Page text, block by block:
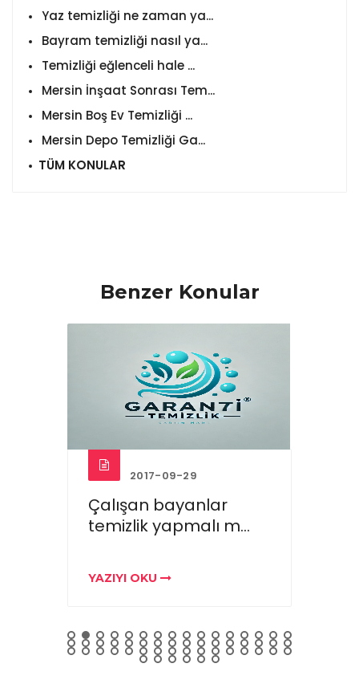
Yaz temizliği ne zaman ya...
Bayram temizliği nasıl ya...
Temizliği eğlenceli hale ...
Mersin İnşaat Sonrası Tem...
Mersin Boş Ev Temizliği ...
Mersin Depo Temizliği Ga...
TÜM KONULAR
Benzer Konular
2017-09-29
Çalışan bayanlar
temizlik yapmalı m...
YAZIYI OKU